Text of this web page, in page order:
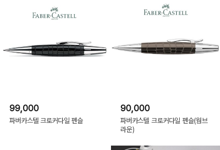
99,000
파버카스텔 크로커다일 펜슬
90,000
파버카스텔 크로커다일 펜슬(웜브
라운)